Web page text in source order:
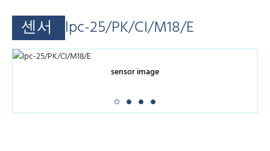
센서 lpc-25/PK/CI/M18/E
sensor image